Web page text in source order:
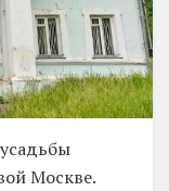
Москве.